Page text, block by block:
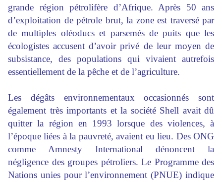
grande région pétrolifère d’Afrique. Après 50 ans
d’exploitation de pétrole brut, la zone est traversé par
de multiples oléoducs et parsemés de puits que les
écologistes accusent d’avoir privé de leur moyen de
subsistance, des populations qui vivaient autrefois
essentiellement de la pêche et de l’agriculture.
Les dégâts environnementaux occasionnés sont
également très importants et la société Shell avait dû
quitter la région en 1993 lorsque des violences, à
l’époque liées à la pauvreté, avaient eu lieu. Des ONG
comme Amnesty International dénoncent la
négligence des groupes pétroliers. Le Programme des
Nations unies pour l’environnement (PNUE) indique